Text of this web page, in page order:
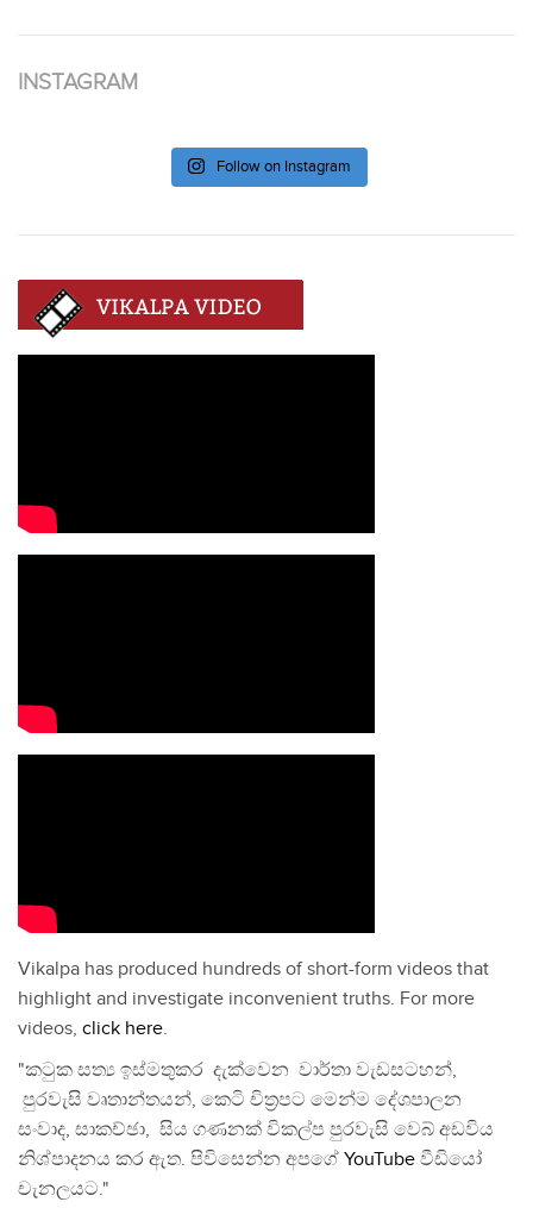
INSTAGRAM
Follow on Instagram
Vikalpa has produced hundreds of short-form videos that
highlight and investigate inconvenient truths. For more
videos, click here.
"කටුක සත්‍ය ඉස්මතුකර දැක්වෙන වාර්තා වැඩසටහන්,
පුරවැසි වෘතාන්තයන්, කෙටි චිත්‍රපට මෙන්ම දේශපාලන
සංවාද, සාකච්ඡා, සිය ගණනක් විකල්ප පුරවැසි වෙබ් අඩවිය
නිශ්පාදනය කර ඇත. පිවිසෙන්න අපගේ YouTube වීඩියෝ
චැනලයට."